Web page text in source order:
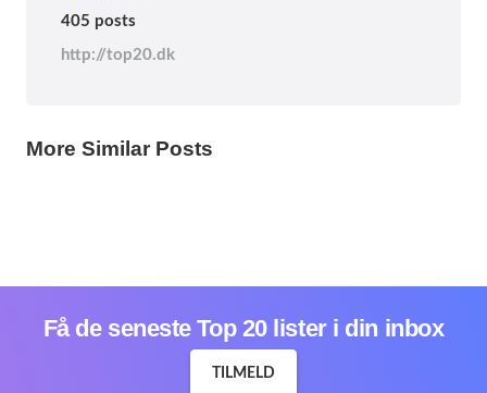
405 posts
http://top20.dk
More Similar Posts
1 year ago
1 year ago
Få de seneste Top 20 lister i din inbox
TILMELD